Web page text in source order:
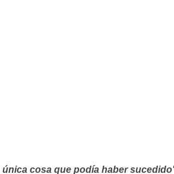
cosa que podía haber